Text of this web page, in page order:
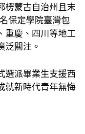
楞蒙古自治州且末
保定學院臺灣包
重慶、四川等地工
泛關注。
選派畢業生支援西
就新時代青年無悔